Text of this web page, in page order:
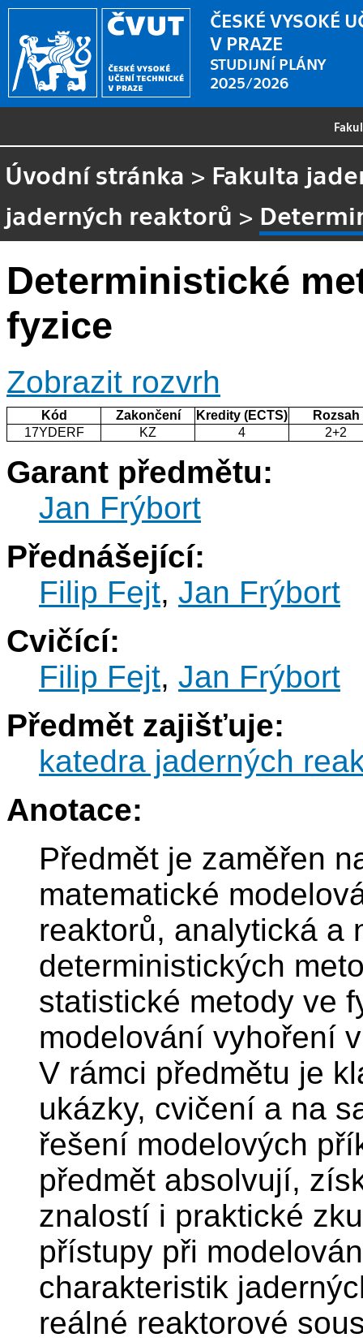
ČESKÉ VYSOKÉ
V PRAZE
STUDIJNÍ PLÁNY
2025/2026
Úvodní stránka > Fakulta
jaderných reaktorů >
Deterministické
fyzice
Zobrazit rozvrh
Kód Zakončení Kredity (ECTS)
Rozsah
17YDERF
KZ 4 2+2
Garant předmětu:
Jan Frýbort
Přednášející:
Filip Fejt, Jan Frýbort
Cvičící:
Filip Fejt, Jan Frýbort
Předmět zajišťuje:
katedra jaderných
Anotace:
Předmět je zaměřen
matematické
reaktorů, analytická a
deterministických
statistické metody ve
modelování vyhoření
V rámci předmětu je
ukázky, cvičení a na
řešení modelových
předmět absolvují,
znalostí i praktické
přístupy při
charakteristik
reálné reaktorové